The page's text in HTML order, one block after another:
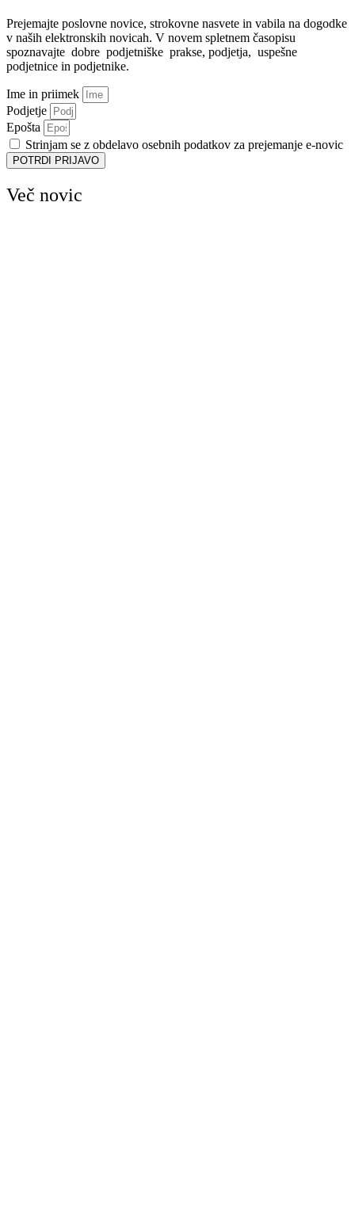
Prejemajte poslovne novice, strokovne nasvete in vabila na dogodke
v naših elektronskih novicah. V novem spletnem časopisu
spoznavajte dobre podjetniške prakse, podjetja, uspešne
podjetnice in podjetnike.
Ime in priimek
Podjetje
Epošta
Strinjam se z obdelavo osebnih podatkov za prejemanje e-novic
POTRDI PRIJAVO
Več novic